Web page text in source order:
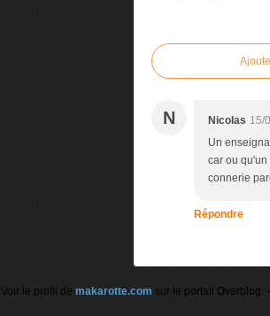
N Nicolas 15/
Un
car ou qu'un
connerie
Répondre
Voir le profil de makarotte.com sur le portail Overblog